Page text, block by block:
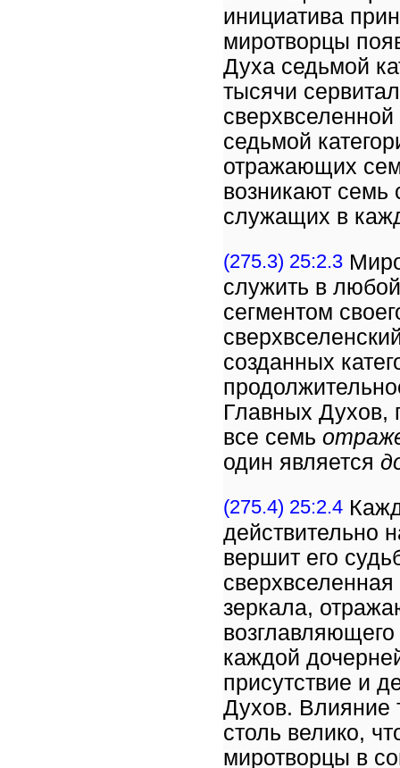
инициатива
миротворцы
Духа седьмой
тысячи
седьмой
отражающих
возникают семь
служащих в
(275.3) 25:2.3
служить в
сегментом
созданных
Главных Духов,
все семь
один является
(275.4) 25:2.4
действительно
вершит его
сверхвселенная
зеркала,
каждой
присутствие и
Духов. Влияние
столь велико,
миротворцы в